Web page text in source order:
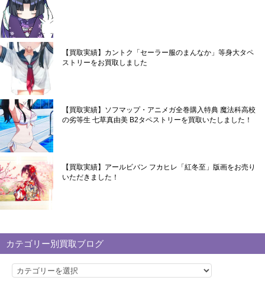
【買取実績】カントク「セーラー服のまんなか」等身大タペ
ストリーをお買取しました
【買取実績】ソフマップ・アニメガ全巻購入特典 魔法科高校
の劣等生 七草真由美 B2タペストリーを買取いたしました！
【買取実績】アールビバン フカヒレ「紅冬至」版画をお売り
いただきました！
カテゴリー別買取ブログ
カ